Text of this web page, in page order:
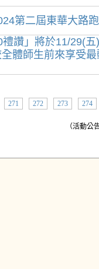
第二屆東華大路
禮讚」將於11/29(
體師生前來享受
271 272 273 274
（活動公